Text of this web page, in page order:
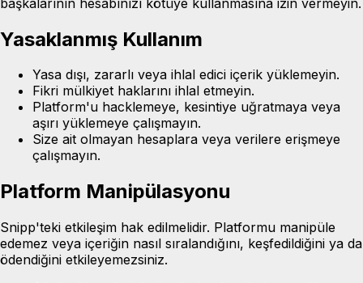
Yasaklanmış Kullanım
Yasa dışı, zararlı veya ihlal edici içerik yüklemeyin.
Fikri mülkiyet haklarını ihlal etmeyin.
Platform'u hacklemeye, kesintiye uğratmaya veya
aşırı yüklemeye çalışmayın.
Size ait olmayan hesaplara veya verilere erişmeye
çalışmayın.
Platform Manipülasyonu
Snipp'teki etkileşim hak edilmelidir. Platformu manipüle
edemez veya içeriğin nasıl sıralandığını, keşfedildiğini ya da
ödendiğini etkileyemezsiniz.